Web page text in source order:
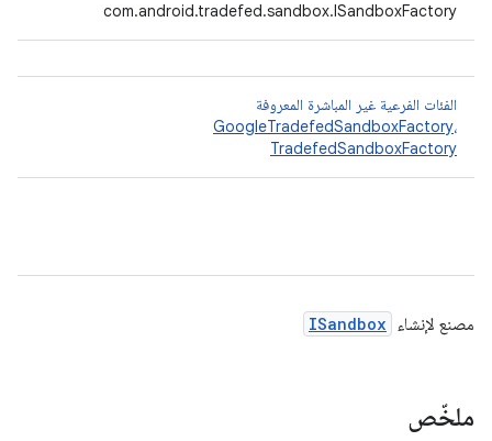
‫com.android.tradefed.sandbox.ISandboxFactory
الفئات الفرعية غير المباشرة المعروفة
GoogleTradefedSandboxFactory،
TradefedSandboxFactory
مصنع لإنشاء ISandbox
ملخّص